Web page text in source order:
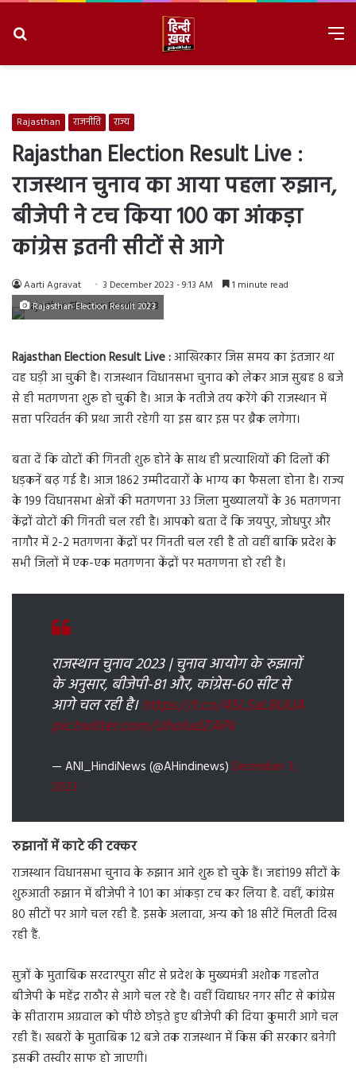
Rajasthan राजनीति राज्य
Rajasthan Election Result Live :
राजस्थान चुनाव का आया पहला रुझान,
बीजेपी ने टच किया 100 का आंकड़ा
कांग्रेस इतनी सीटों से आगे
Aarti Agravat 3 December 2023 - 9:13 AM 1 minute read
Rajasthan Election Result 2023
Rajasthan Election Result Live :आखिरकार जिस समय का इंतजार था
वह घड़ी आ चुकी है। राजस्थान विधानसभा चुनाव को लेकर आज सुबह 8 बजे
से ही मतगणना शुरू हो चुकी है। आज के नतीजे तय करेंगे की राजस्थान में
सत्ता परिवर्तन की प्रथा जारी रहेगी या इस बार इस पर ब्रैक लगेगा।
बता दें कि वोटों की गिनती शुरू होने के साथ ही प्रत्याशियों की दिलों की
धड़कनें बढ़ गई है। आज 1862 उम्मीदवारों के भाग्य का फैसला होना है। राज्य
के 199 विधानसभा क्षेत्रों की मतगणना 33 जिला मुख्यालयों के 36 मतगणना
केंद्रों वोटों की गिनती चल रही है। आपको बता दें कि जयपुर, जोधपुर और
नागौर में 2-2 मतगणना केंद्रों पर गिनती चल रही है तो वहीं बाकि प्रदेश के
सभी जिलों में एक-एक मतगणना केंद्रों पर मतगणना हो रही है।
राजस्थान चुनाव 2023 | चुनाव आयोग के रुझानों
के अनुसार, बीजेपी-81 और, कांग्रेस-60 सीट से
आगे चल रही है।https://t.co/45LSaL8UUA
pic.twitter.com/UhoIudZAPk
— ANI_HindiNews (@AHindinews) December 3,
2023
रुझानों में काटे की टक्कर
राजस्थान विधानसभा चुनाव के रुझान आने शुरू हो चुके हैं। जहां199 सीटों के
शुरुआती रुझान में बीजेपी ने 101 का आंकड़ा टच कर लिया है. वहीं, कांग्रेस
80 सीटों पर आगे चल रही है. इसके अलावा, अन्य को 18 सीटें मिलती दिख
रही हैं.
सुत्रों के मुताबिक सरदारपुरा सीट से प्रदेश के मुख्यमंत्री अशोक गहलोत
बीजेपी के महेंद्र राठौर से आगे चल रहे है। वहीं विद्याधर नगर सीट से कांग्रेस
के सीताराम अग्रवाल को पीछे छोड़ते हुए बीजेपी की दिया कुमारी आगे चल
रही हैं। खबरों के मुताबिक 12 बजे तक राजस्थान में किस की सरकार बनेगी
इसकी तस्वीर साफ हो जाएगी।